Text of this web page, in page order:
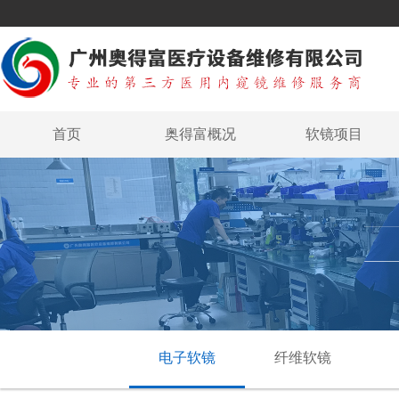
首页 奥得富概况 软镜项目
电子软镜 纤维软镜